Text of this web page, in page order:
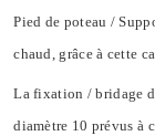
Pied de poteau /
chaud, grâce à cette
La fixation / bridage
diamètre 10 prévus à